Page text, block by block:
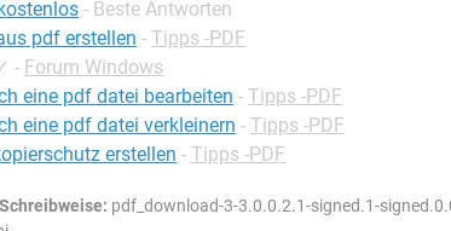
- Beste Antworten
pdf erstellen - Tipps -PDF
- Forum Windows
eine pdf datei bearbeiten - Tipps -PDF
eine pdf datei verkleinern - Tipps -PDF
erstellen - Tipps -PDF
pdf_download-3-3.0.0.2.1-signed.1-